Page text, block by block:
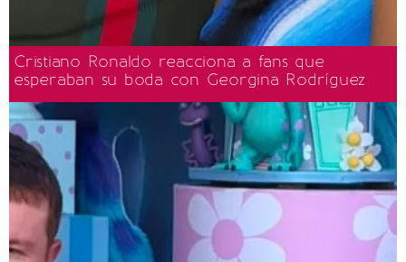
Cristiano Ronaldo reacciona a fans que
esperaban su boda con Georgina Rodríguez